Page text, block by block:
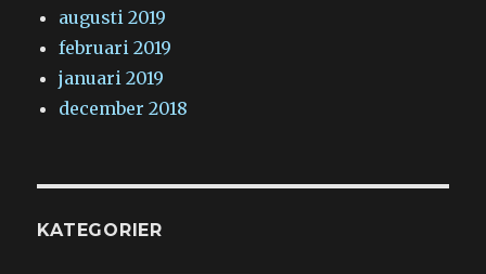
augusti 2019
februari 2019
januari 2019
december 2018
KATEGORIER